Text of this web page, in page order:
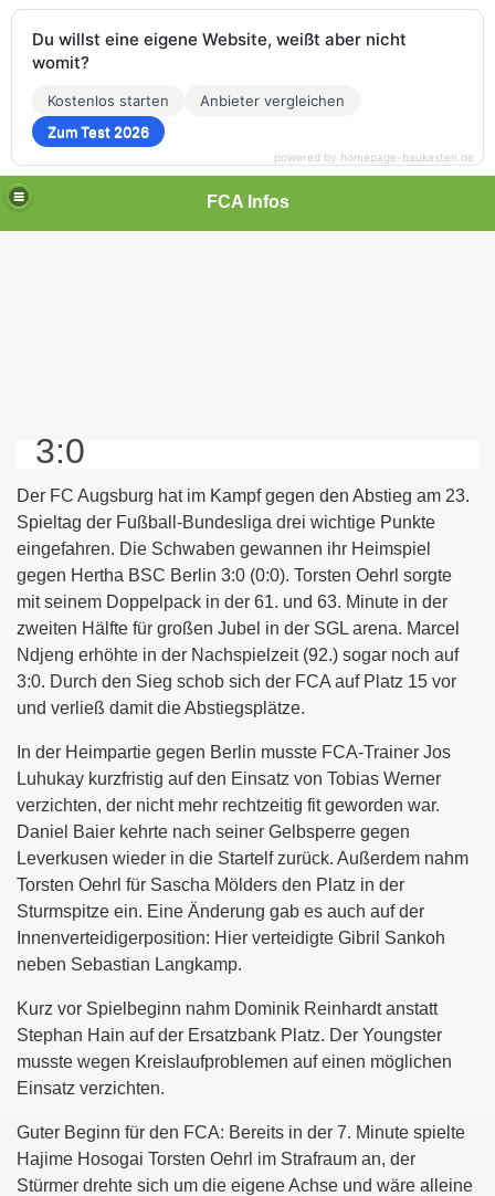
FCA Infos
3:0
Der FC Augsburg hat im Kampf gegen den Abstieg am 23.
Spieltag der Fußball-Bundesliga drei wichtige Punkte
eingefahren. Die Schwaben gewannen ihr Heimspiel
gegen Hertha BSC Berlin 3:0 (0:0). Torsten Oehrl sorgte
mit seinem Doppelpack in der 61. und 63. Minute in der
zweiten Hälfte für großen Jubel in der SGL arena. Marcel
Ndjeng erhöhte in der Nachspielzeit (92.) sogar noch auf
3:0. Durch den Sieg schob sich der FCA auf Platz 15 vor
und verließ damit die Abstiegsplätze.
In der Heimpartie gegen Berlin musste FCA-Trainer Jos
Luhukay kurzfristig auf den Einsatz von Tobias Werner
verzichten, der nicht mehr rechtzeitig fit geworden war.
Daniel Baier kehrte nach seiner Gelbsperre gegen
Leverkusen wieder in die Startelf zurück. Außerdem nahm
Torsten Oehrl für Sascha Mölders den Platz in der
Sturmspitze ein. Eine Änderung gab es auch auf der
Innenverteidigerposition: Hier verteidigte Gibril Sankoh
neben Sebastian Langkamp.
Kurz vor Spielbeginn nahm Dominik Reinhardt anstatt
Stephan Hain auf der Ersatzbank Platz. Der Youngster
musste wegen Kreislaufproblemen auf einen möglichen
Einsatz verzichten.
Guter Beginn für den FCA: Bereits in der 7. Minute spielte
Hajime Hosogai Torsten Oehrl im Strafraum an, der
Stürmer drehte sich um die eigene Achse und wäre alleine
Du willst eine eigene Website, weißt aber nicht
womit?
Kostenlos starten
Anbieter vergleichen
Zum Test 2026
powered by homepage-baukasten.de